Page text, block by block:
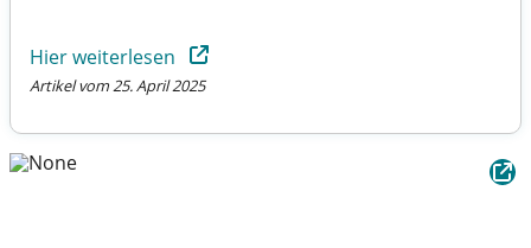
Hier weiterlesen
Artikel vom 25. April 2025